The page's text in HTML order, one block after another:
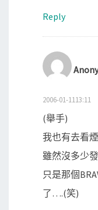
Reply
2006-01-1113:11
(舉手)
我也有去看
雖然沒多少
只是那個
了….(笑)